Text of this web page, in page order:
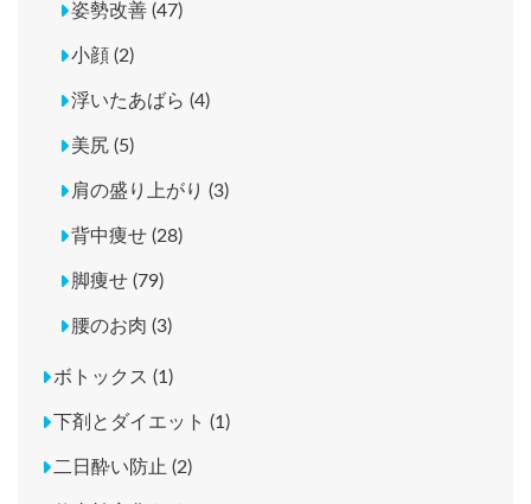
姿勢改善 (47)
小顔 (2)
浮いたあばら (4)
美尻 (5)
肩の盛り上がり (3)
背中痩せ (28)
脚痩せ (79)
腰のお肉 (3)
ボトックス (1)
下剤とダイエット (1)
二日酔い防止 (2)